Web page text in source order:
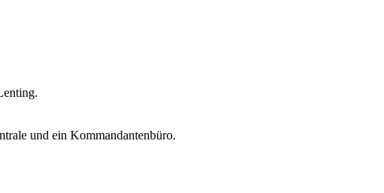
und ein Kommandantenbüro.